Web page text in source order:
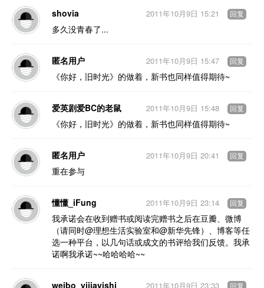
shovia
多久没青春了...
2011年10月9日 15:21 回复
匿名用户
《你好，旧时光》的做着，新书也同样值得期待~
2011年10月9日 15:47 回复
爱英剧爱BC的老鼠
《你好，旧时光》的做着，新书也同样值得期待~
2011年10月9日 15:48 回复
匿名用户
重在参与
2011年10月9日 20:41 回复
懂懂_iFung
我承诺会在收到赠书或阅读完赠书之后在豆瓣、微博
（请同时@理想生活实验室和@新华先锋）、博客等任
选一种平台，以几句话或成文的书评给我们反馈。我承
诺啊我承诺~~哈哈哈哈~~
2011年10月9日 23:14 回复
weibo_yijiayishi 2011年10月9日 23:33 回复